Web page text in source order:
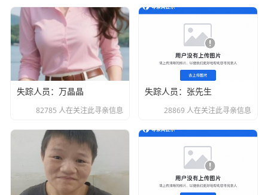
失踪人员：万晶晶
82785 人在关注此寻亲信息
失踪人员：张先生
28869 人在关注此寻亲信息